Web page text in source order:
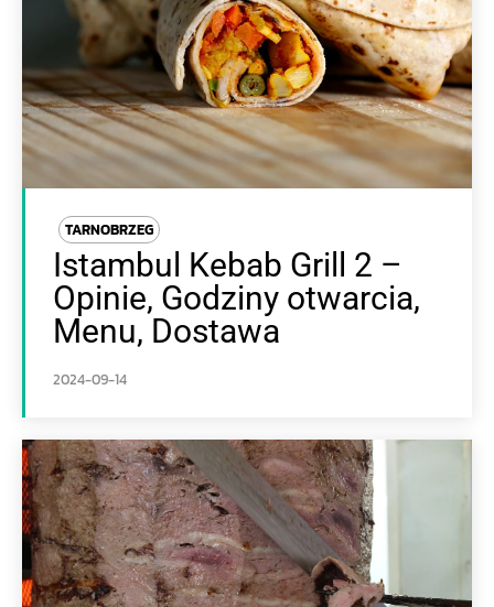
TARNOBRZEG
Istambul Kebab Grill 2 –
Opinie, Godziny otwarcia,
Menu, Dostawa
2024-09-14